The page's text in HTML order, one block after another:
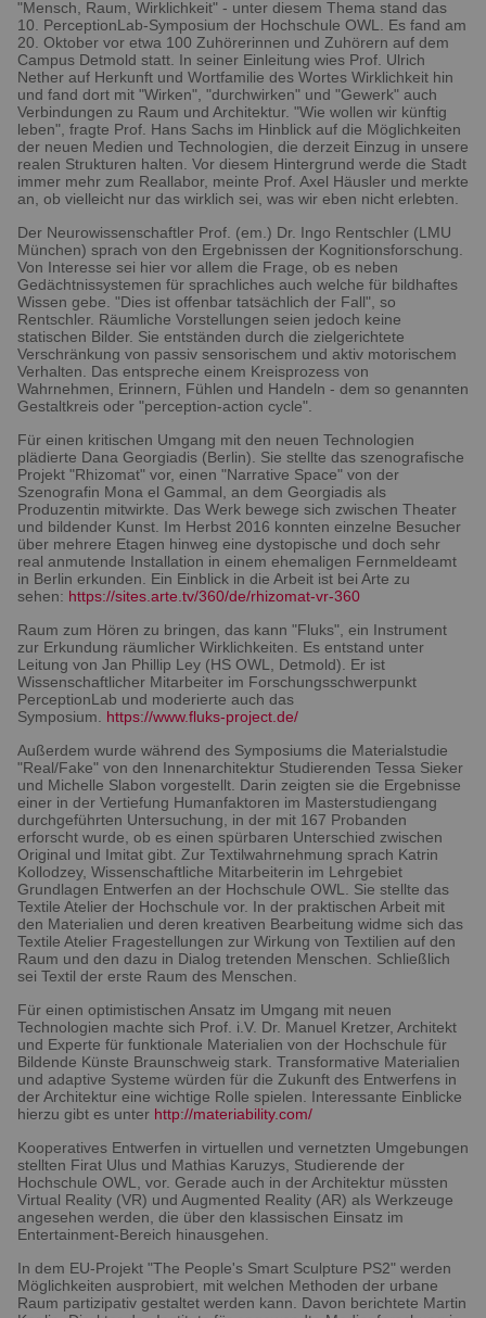
"Mensch, Raum, Wirklichkeit" - unter diesem Thema stand das
10. PerceptionLab-Symposium der Hochschule OWL. Es fand am
20. Oktober vor etwa 100 Zuhörerinnen und Zuhörern auf dem
Campus Detmold statt. In seiner Einleitung wies Prof. Ulrich
Nether auf Herkunft und Wortfamilie des Wortes Wirklichkeit hin
und fand dort mit "Wirken", "durchwirken" und "Gewerk" auch
Verbindungen zu Raum und Architektur. "Wie wollen wir künftig
leben", fragte Prof. Hans Sachs im Hinblick auf die Möglichkeiten
der neuen Medien und Technologien, die derzeit Einzug in unsere
realen Strukturen halten. Vor diesem Hintergrund werde die Stadt
immer mehr zum Reallabor, meinte Prof. Axel Häusler und merkte
an, ob vielleicht nur das wirklich sei, was wir eben nicht erlebten.
Der Neurowissenschaftler Prof. (em.) Dr. Ingo Rentschler (LMU
München) sprach von den Ergebnissen der Kognitionsforschung.
Von Interesse sei hier vor allem die Frage, ob es neben
Gedächtnissystemen für sprachliches auch welche für bildhaftes
Wissen gebe. "Dies ist offenbar tatsächlich der Fall", so
Rentschler. Räumliche Vorstellungen seien jedoch keine
statischen Bilder. Sie entständen durch die zielgerichtete
Verschränkung von passiv sensorischem und aktiv motorischem
Verhalten. Das entspreche einem Kreisprozess von
Wahrnehmen, Erinnern, Fühlen und Handeln - dem so genannten
Gestaltkreis oder "perception-action cycle".
Für einen kritischen Umgang mit den neuen Technologien
plädierte Dana Georgiadis (Berlin). Sie stellte das szenografische
Projekt "Rhizomat" vor, einen "Narrative Space" von der
Szenografin Mona el Gammal, an dem Georgiadis als
Produzentin mitwirkte. Das Werk bewege sich zwischen Theater
und bildender Kunst. Im Herbst 2016 konnten einzelne Besucher
über mehrere Etagen hinweg eine dystopische und doch sehr
real anmutende Installation in einem ehemaligen Fernmeldeamt
in Berlin erkunden. Ein Einblick in die Arbeit ist bei Arte zu
sehen: https://sites.arte.tv/360/de/rhizomat-vr-360
Raum zum Hören zu bringen, das kann "Fluks", ein Instrument
zur Erkundung räumlicher Wirklichkeiten. Es entstand unter
Leitung von Jan Phillip Ley (HS OWL, Detmold). Er ist
Wissenschaftlicher Mitarbeiter im Forschungsschwerpunkt
PerceptionLab und moderierte auch das
Symposium. https://www.fluks-project.de/
Außerdem wurde während des Symposiums die Materialstudie
"Real/Fake" von den Innenarchitektur Studierenden Tessa Sieker
und Michelle Slabon vorgestellt. Darin zeigten sie die Ergebnisse
einer in der Vertiefung Humanfaktoren im Masterstudiengang
durchgeführten Untersuchung, in der mit 167 Probanden
erforscht wurde, ob es einen spürbaren Unterschied zwischen
Original und Imitat gibt. Zur Textilwahrnehmung sprach Katrin
Kollodzey, Wissenschaftliche Mitarbeiterin im Lehrgebiet
Grundlagen Entwerfen an der Hochschule OWL. Sie stellte das
Textile Atelier der Hochschule vor. In der praktischen Arbeit mit
den Materialien und deren kreativen Bearbeitung widme sich das
Textile Atelier Fragestellungen zur Wirkung von Textilien auf den
Raum und den dazu in Dialog tretenden Menschen. Schließlich
sei Textil der erste Raum des Menschen.
Für einen optimistischen Ansatz im Umgang mit neuen
Technologien machte sich Prof. i.V. Dr. Manuel Kretzer, Architekt
und Experte für funktionale Materialien von der Hochschule für
Bildende Künste Braunschweig stark. Transformative Materialien
und adaptive Systeme würden für die Zukunft des Entwerfens in
der Architektur eine wichtige Rolle spielen. Interessante Einblicke
hierzu gibt es unter http://materiability.com/
Kooperatives Entwerfen in virtuellen und vernetzten Umgebungen
stellten Firat Ulus und Mathias Karuzys, Studierende der
Hochschule OWL, vor. Gerade auch in der Architektur müssten
Virtual Reality (VR) und Augmented Reality (AR) als Werkzeuge
angesehen werden, die über den klassischen Einsatz im
Entertainment-Bereich hinausgehen.
In dem EU-Projekt "The People's Smart Sculpture PS2" werden
Möglichkeiten ausprobiert, mit welchen Methoden der urbane
Raum partizipativ gestaltet werden kann. Davon berichtete Martin